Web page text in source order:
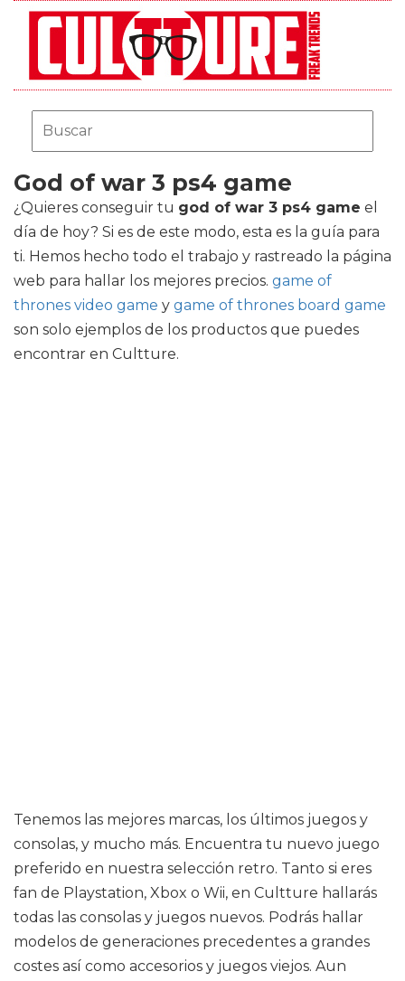
God of war 3 ps4 game
¿Quieres conseguir tu god of war 3 ps4 game el
día de hoy? Si es de este modo, esta es la guía para
ti. Hemos hecho todo el trabajo y rastreado la página
web para hallar los mejores precios. game of
thrones video game y game of thrones board game
son solo ejemplos de los productos que puedes
encontrar en Cultture.
Tenemos las mejores marcas, los últimos juegos y
consolas, y mucho más. Encuentra tu nuevo juego
preferido en nuestra selección retro. Tanto si eres
fan de Playstation, Xbox o Wii, en Cultture hallarás
todas las consolas y juegos nuevos. Podrás hallar
modelos de generaciones precedentes a grandes
costes así como accesorios y juegos viejos. Aun